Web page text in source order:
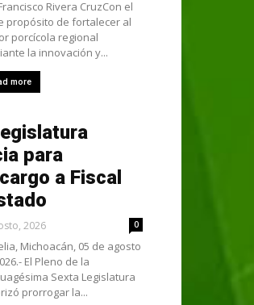
Rivera CruzCon el
propósito de fortalecer al
porcícola regional
la innovación y...
more
para
a Fiscal
2026 0
Michoacán, 05 de agosto
El Pleno de la
Sexta Legislatura
prorrogar la...